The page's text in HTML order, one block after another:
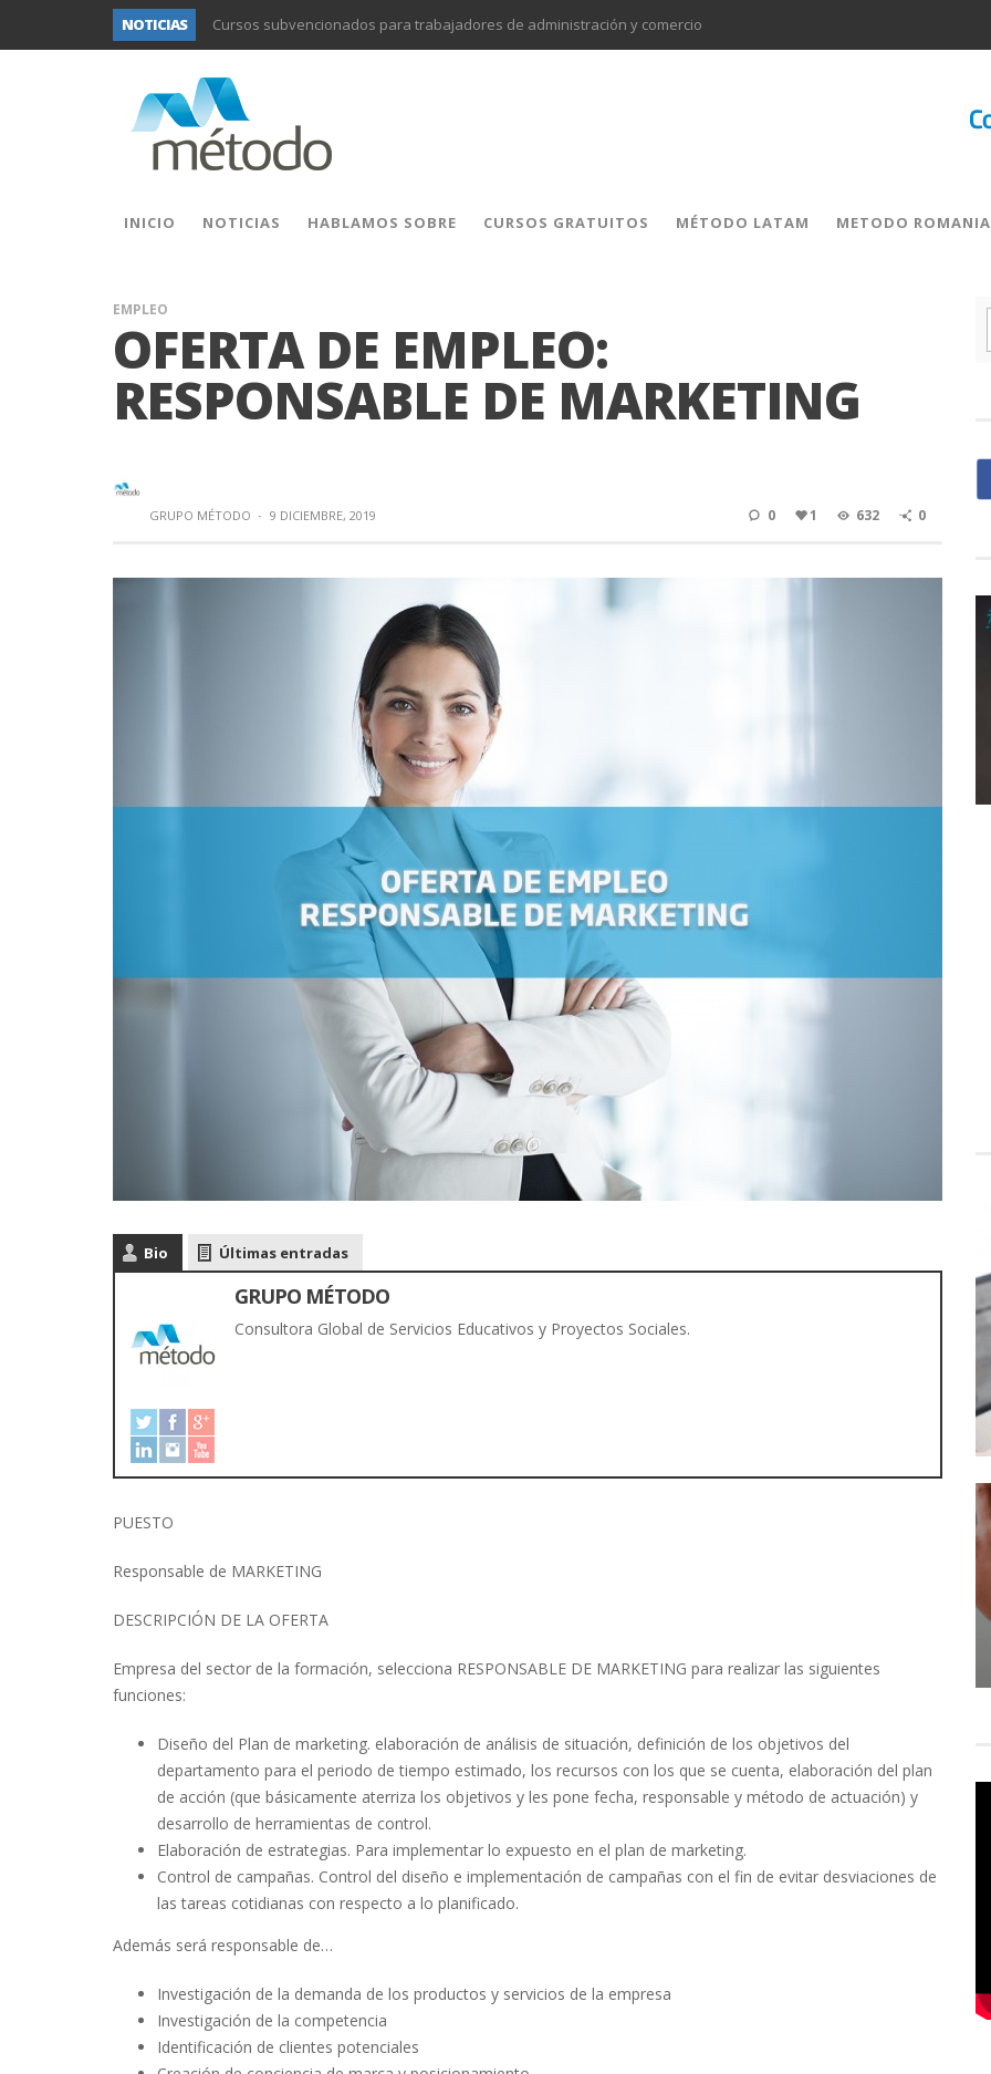
NOTICIAS
UNIFORS2020- Segunda actividad de formación para docentes.
PROYECTO DITRAMA- TERCERA REUNIÓN DE PROYECTO.
Formación subvencionada para trabajadores del sector alimentación y bebidas
Formación subvencionada para trabajadores y autónomos del sector agrario
Formación subvencionada para diferentes sectores de actividad
INICIO NOTICIAS HABLAMOS SOBRE CURSOS GRATUITOS MÉTODO LATAM METODO ROMANIA
EMPLEO
OFERTA DE EMPLEO:
RESPONSABLE DE MARKETING
GRUPO MÉTODO · 9 DICIEMBRE, 2019 0 1 632 0
Bio Últimas entradas
GRUPO MÉTODO
Consultora Global de Servicios Educativos y Proyectos Sociales.
PUESTO
Responsable de MARKETING
DESCRIPCIÓN DE LA OFERTA
Empresa del sector de la formación, selecciona RESPONSABLE DE MARKETING para realizar las siguientes
funciones:
Diseño del Plan de marketing. elaboración de análisis de situación, definición de los objetivos del
departamento para el periodo de tiempo estimado, los recursos con los que se cuenta, elaboración del plan
de acción (que básicamente aterriza los objetivos y les pone fecha, responsable y método de actuación) y
desarrollo de herramientas de control.
Elaboración de estrategias. Para implementar lo expuesto en el plan de marketing.
Control de campañas. Control del diseño e implementación de campañas con el fin de evitar desviaciones de
las tareas cotidianas con respecto a lo planificado.
Además será responsable de…
Investigación de la demanda de los productos y servicios de la empresa
Investigación de la competencia
Identificación de clientes potenciales